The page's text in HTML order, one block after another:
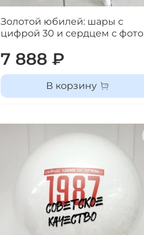
Золотой юбилей: шары с
цифрой 30 и сердцем с фото
7 888 ₽
В корзину